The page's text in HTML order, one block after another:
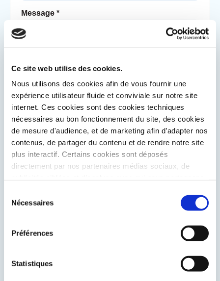
Ce site web utilise des cookies.
Nous utilisons des cookies afin de vous fournir une
expérience utilisateur fluide et conviviale sur notre site
internet. Ces cookies sont des cookies techniques
nécessaires au bon fonctionnement du site, des cookies
de mesure d'audience, et de marketing afin d’adapter nos
contenus, de partager du contenu et de rendre notre site
plus interactif. Certains cookies sont déposés
directement par nos partenaires médias sociaux, de
qu’ils leur sont propres, conformément à leur politique de
confidentialité. Vous pouvez « accepter » ou « refuser »
le dépôt de ces cookies de la part de Keolis et de ses
partenaires ou les paramétrer par finalité.
Nécessaires
Préférences
Statistiques
Message *
informatisé nécessaire au traitement et à la gestion des
légitime poursuivi par Taneo Keolis Nevers.
de portabilité, d’effacement et d’opposition, dans la
mesure où cela est applicable, de vos données